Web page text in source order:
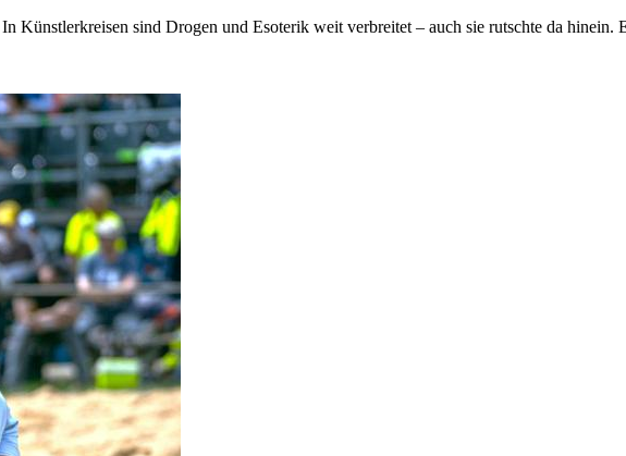
Künstlerkreisen sind Drogen und Esoterik weit verbreitet – auch sie rutschte da hinein.